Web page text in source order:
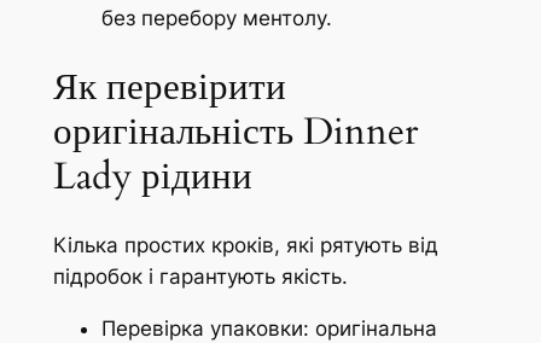
без перебору ментолу.
Як перевірити
оригінальність Dinner
Lady рідини
Кілька простих кроків, які рятують від
підробок і гарантують якість.
Перевірка упаковки: оригінальна